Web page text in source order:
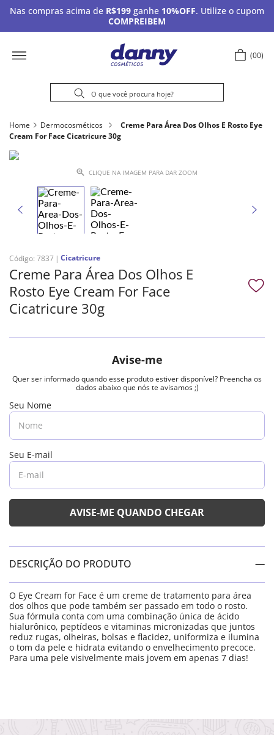
Nas compras acima de R$199 ganhe 10%OFF. Utilize o cupom
COMPREIBEM
00
Home Dermocosméticos
Creme Para Área Dos Olhos E Rosto Eye
Cream For Face Cicatricure 30g
CLIQUE NA IMAGEM PARA DAR ZOOM
Código: 7837 Cicatricure
Creme Para Área Dos Olhos E
Rosto Eye Cream For Face
Cicatricure 30g
DESCRIÇÃO DO PRODUTO
O Eye Cream for Face é um creme de tratamento para área
dos olhos que pode também ser passado em todo o rosto.
Sua fórmula conta com uma combinação única de ácido
hialurônico, peptídeos e vitaminas micronizadas que juntos
reduz rugas, olheiras, bolsas e flacidez, uniformiza e ilumina
o tom da pele e hidrata evitando o envelhecimento precoce.
Para uma pele visivelmente mais jovem em apenas 7 dias!